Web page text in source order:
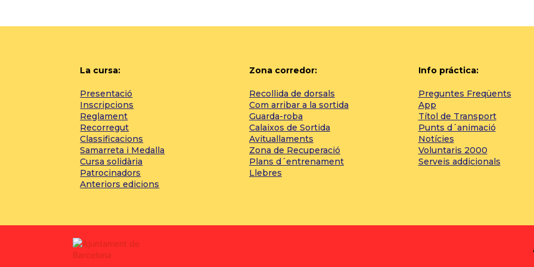
La cursa:
Presentació
Inscripcions
Reglament
Recorregut
Classificacions
Samarreta i Medalla
Cursa solidària
Patrocinadors
Anteriors edicions
Zona corredor:
Recollida de dorsals
Com arribar a la sortida
Guarda-roba
Calaixos de Sortida
Avituallaments
Zona de Recuperació
Plans d´entrenament
Llebres
Info práctica:
Preguntes Freqüents
App
Títol de Transport
Punts d´animació
Notícies
Voluntaris 2000
Serveis addicionals